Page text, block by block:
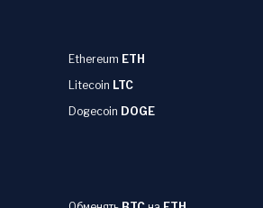
Ethereum ETH
Litecoin LTC
Dogecoin DOGE